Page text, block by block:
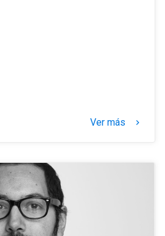
Ver más keyboard_arrow_right